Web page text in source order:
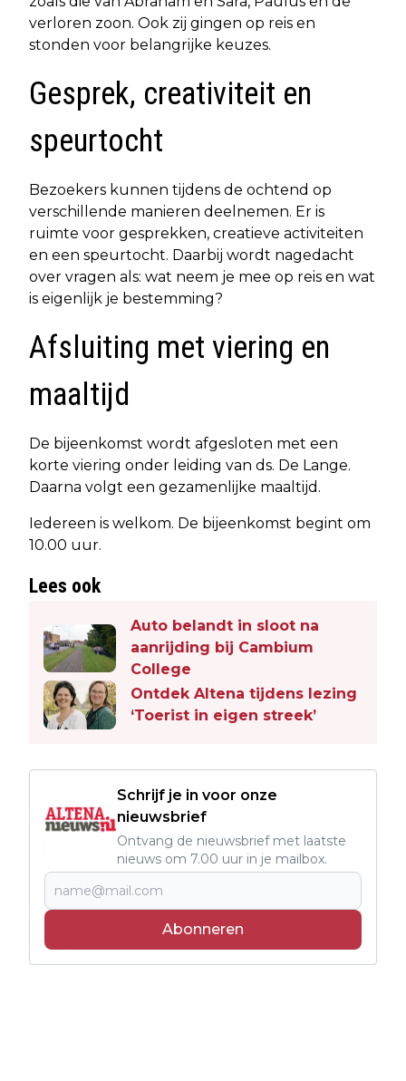
verloren zoon. Ook zij gingen op reis en
stonden voor belangrijke keuzes.
Gesprek, creativiteit en
speurtocht
Bezoekers kunnen tijdens de ochtend op
verschillende manieren deelnemen. Er is
ruimte voor gesprekken, creatieve activiteiten
en een speurtocht. Daarbij wordt nagedacht
over vragen als: wat neem je mee op reis en wat
is eigenlijk je bestemming?
Afsluiting met viering en
maaltijd
De bijeenkomst wordt afgesloten met een
korte viering onder leiding van ds. De Lange.
Daarna volgt een gezamenlijke maaltijd.
Iedereen is welkom. De bijeenkomst begint om
10.00 uur.
Lees ook
Auto belandt in sloot na
aanrijding bij Cambium
College
Ontdek Altena tijdens lezing
‘Toerist in eigen streek’
Schrijf je in voor onze
nieuwsbrief
Ontvang de nieuwsbrief met laatste
nieuws om 7.00 uur in je mailbox.
Abonneren